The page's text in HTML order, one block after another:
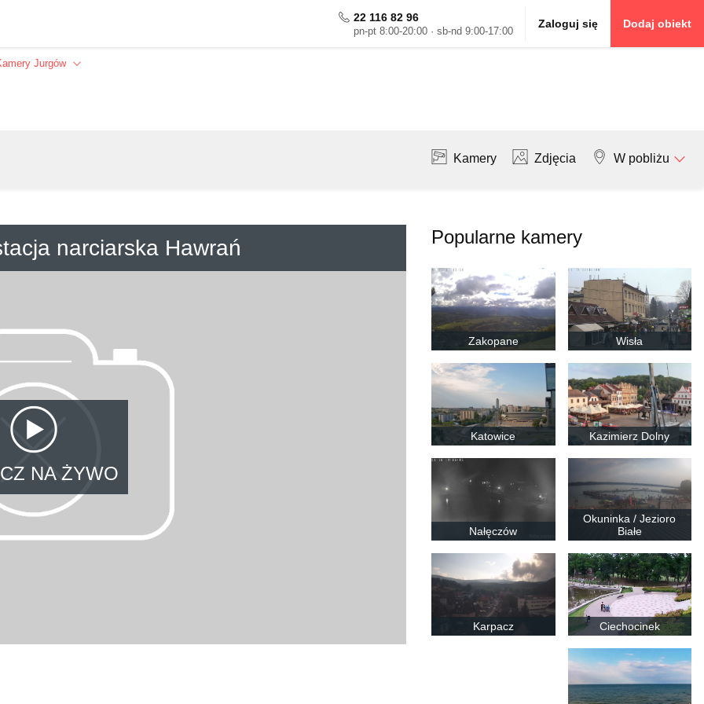
22 116 82 96
pn-pt 8:00-20:00 · sb-nd 9:00-17:00
Zaloguj się Dodaj obiekt
Jurgów
Kamery Zdjęcia W pobliżu
narciarska Hawrań
NA ŻYWO
Popularne kamery
Zakopane Wisła
Katowice Kazimierz Dolny
Nałęczów
Okuninka / Jezioro
Białe
Karpacz Ciechocinek